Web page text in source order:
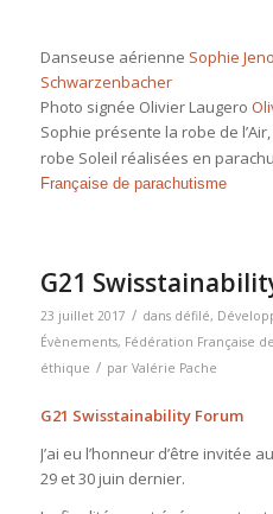
Danseuse aérienne Sophie
Schwarzenbacher
Photo signée Olivier Laugero
Sophie présente la robe de
robe Soleil réalisées en
Française de parachutisme
G21
23 juillet 2017 / dans défilé,
Évènements, Fédération Française
éthique / par Valérie Pache
G21 Swisstainability Forum
J’ai eu l’honneur d’être invitée
29 et 30 juin dernier.